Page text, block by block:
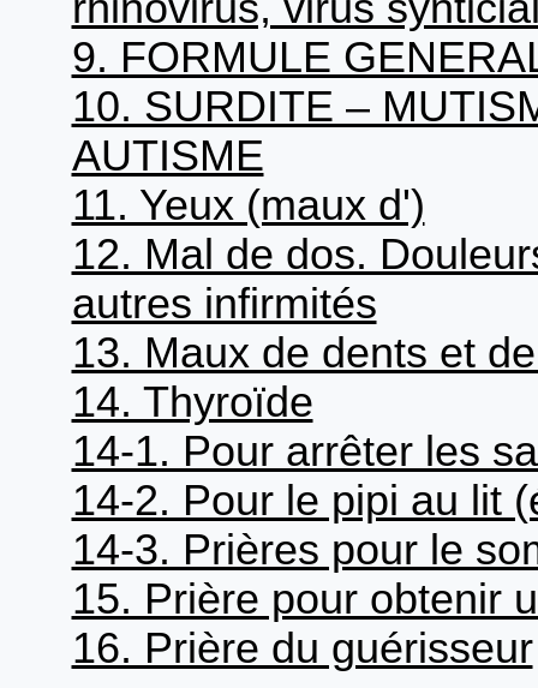
9. FORMULE
10. SURDITE –
AUTISME
11. Yeux (maux d')
12. Mal de dos.
autres infirmités
13. Maux de dents et
14. Thyroïde
14-1. Pour arrêter les
14-2. Pour le pipi au lit
14-3. Prières pour le
15. Prière pour obtenir
16. Prière du guérisseur